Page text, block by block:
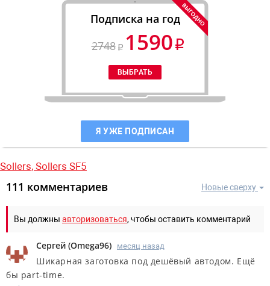
Подписка на год
2748
1590
Я УЖЕ ПОДПИСАН
Sollers, Sollers SF5
Новые сверху
111 комментариев
Вы должны авторизоваться, чтобы оставить комментарий
Сергей (Omega96) месяц назад
Шикарная заготовка под дешёвый автодом. Ещё
бы part-time.